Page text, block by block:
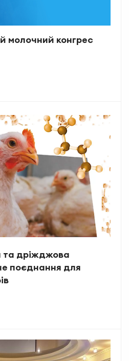
молочний конгрес
та дріжджова
поєднання для